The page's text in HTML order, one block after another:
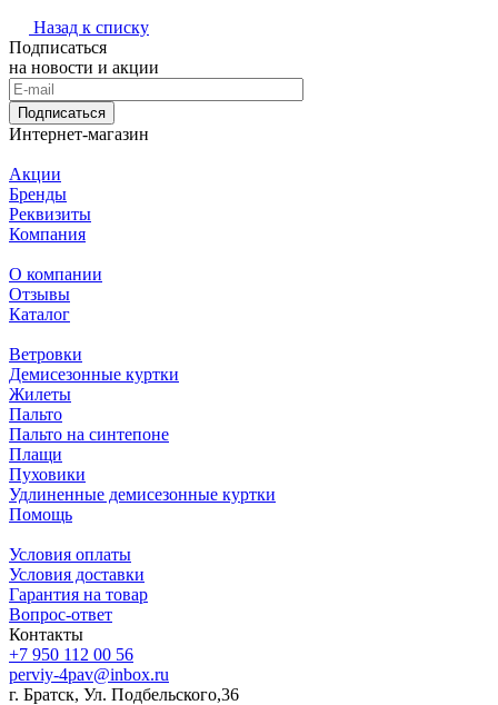
Назад к списку
Подписаться
на новости и акции
Подписаться
Интернет-магазин
Акции
Бренды
Реквизиты
Компания
О компании
Отзывы
Каталог
Ветровки
Демисезонные куртки
Жилеты
Пальто
Пальто на синтепоне
Плащи
Пуховики
Удлиненные демисезонные куртки
Помощь
Условия оплаты
Условия доставки
Гарантия на товар
Вопрос-ответ
Контакты
+7 950 112 00 56
perviy-4pav@inbox.ru
г. Братск, Ул. Подбельского,36